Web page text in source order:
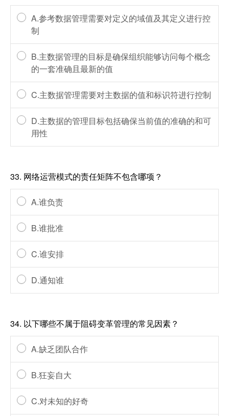
A.参考数据管理需要对定义的域值及其定义进行控
制
B.主数据管理的目标是确保组织能够访问每个概念
的一套准确且最新的值
C.主数据管理需要对主数据的值和标识符进行控制
D.主数据的管理目标包括确保当前值的准确的和可
用性
33. 网络运营模式的责任矩阵不包含哪项？
A.谁负责
B.谁批准
C.谁安排
D.通知谁
34. 以下哪些不属于阻碍变革管理的常见因素？
A.缺乏团队合作
B.狂妄自大
C.对未知的好奇